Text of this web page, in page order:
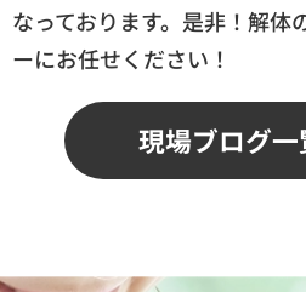
なっております。是非！解体
ーにお任せください！
現場ブログ一